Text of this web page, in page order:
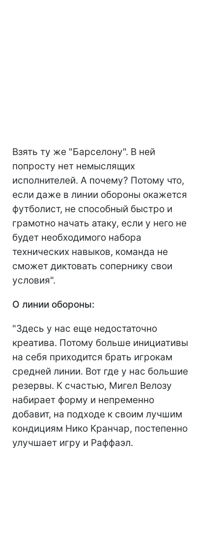
Взять ту же "Барселону". В ней
попросту нет немыслящих
исполнителей. А почему? Потому что,
если даже в линии обороны окажется
футболист, не способный быстро и
грамотно начать атаку, если у него не
будет необходимого набора
технических навыков, команда не
сможет диктовать сопернику свои
условия".
О линии обороны:
"Здесь у нас еще недостаточно
креатива. Потому больше инициативы
на себя приходится брать игрокам
средней линии. Вот где у нас большие
резервы. К счастью, Мигел Велозу
набирает форму и непременно
добавит, на подходе к своим лучшим
кондициям Нико Кранчар, постепенно
улучшает игру и Раффаэл.